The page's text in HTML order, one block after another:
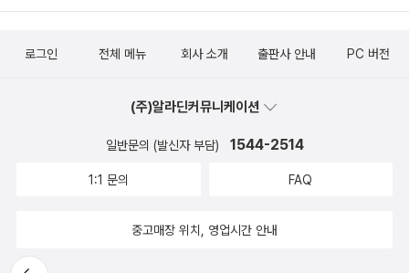
뒤로가
로그인 전체 메뉴 회사 소개 출판사 안내 PC 버전
(주)알라딘커뮤니케이션
일반문의 (발신자 부담) 1544-2514
1:1 문의 FAQ
중고매장 위치, 영업시간 안내